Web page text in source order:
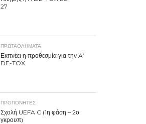
27
ΠΡΩΤΑΘΛΉΜΑΤΑ
Εκπνέει η προθεσμία για την A’
DE-TOX
ΠΡΟΠΟΝΗΤΈΣ
Σχολή UEFA C (1η φάση – 2ο
γκρουπ)